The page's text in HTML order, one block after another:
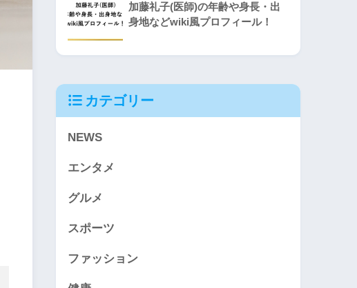
加藤礼子(医師)の年齢や身長・出
身地などwiki風プロフィール！
カテゴリー
NEWS
エンタメ
グルメ
スポーツ
ファッション